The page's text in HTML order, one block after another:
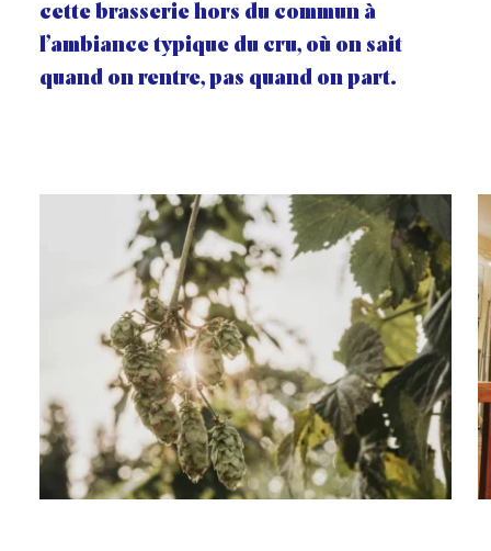
cette brasserie hors du commun à
l’ambiance typique du cru, où on sait
quand on rentre, pas quand on part.